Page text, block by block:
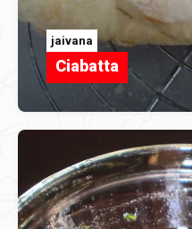
jaivana
Ciabatta